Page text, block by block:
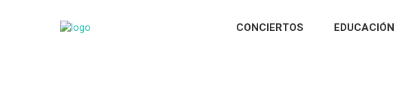
CONCIERTOS EDUCACIÓN